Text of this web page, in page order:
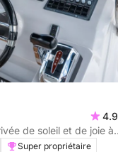
4.9
de soleil et de joie à
Super propriétaire